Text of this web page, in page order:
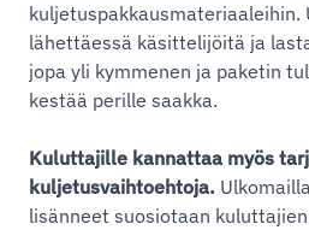
kuljetuspakkausmateriaaleihin.
lähettäessä käsittelijöitä ja
jopa yli kymmenen ja paketin
kestää perille saakka.
Kuluttajille kannattaa myös
kuljetusvaihtoehtoja.
lisänneet suosiotaan